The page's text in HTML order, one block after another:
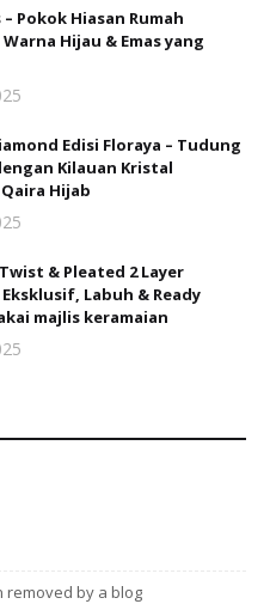
Pokok Hiasan Rumah
Hijau & Emas yang
Edisi Floraya – Tudung
Kilauan Kristal
Hijab
& Pleated 2 Layer
Labuh & Ready
majlis keramaian
removed by a blog